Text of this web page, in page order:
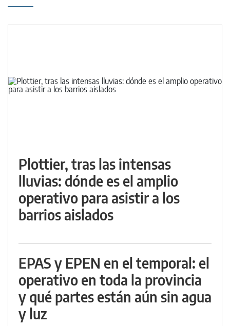
Plottier, tras las intensas
lluvias: dónde es el amplio
operativo para asistir a los
barrios aislados
EPAS y EPEN en el temporal: el
operativo en toda la provincia
y qué partes están aún sin agua
y luz